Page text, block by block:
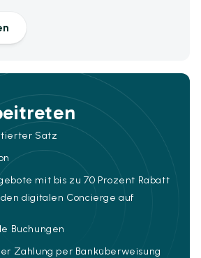
Satz
mit bis zu 70 Prozent Rabatt
digitalen Concierge auf
Buchungen
Zahlung per Banküberweisung